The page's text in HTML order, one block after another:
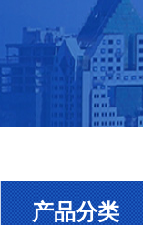
产品分类